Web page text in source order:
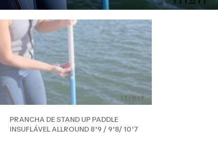
PRANCHA DE STAND UP PADDLE
INSUFLÁVEL ALLROUND 8'9 / 9'8/ 10'7